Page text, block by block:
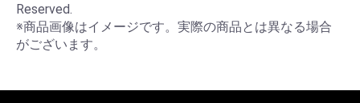
Reserved.
※商品画像はイメージです。実際の商品とは異なる場合
がございます。